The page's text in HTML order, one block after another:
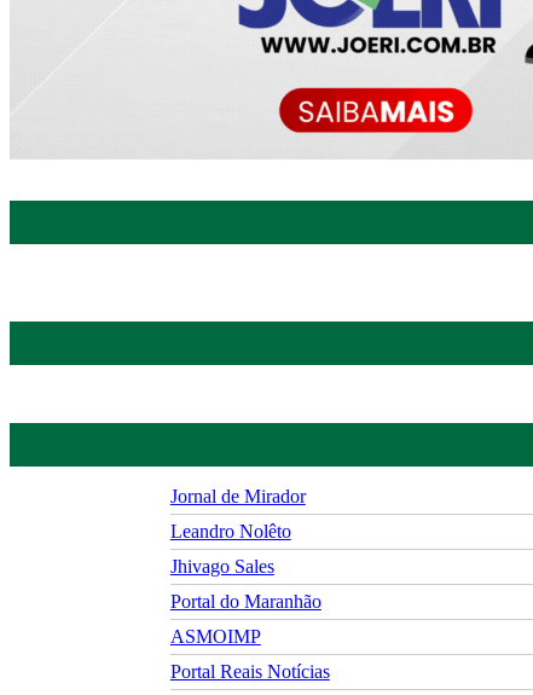
Jornal de Mirador
Leandro Nolêto
Jhivago Sales
Portal do Maranhão
ASMOIMP
Portal Reais Notí­cias